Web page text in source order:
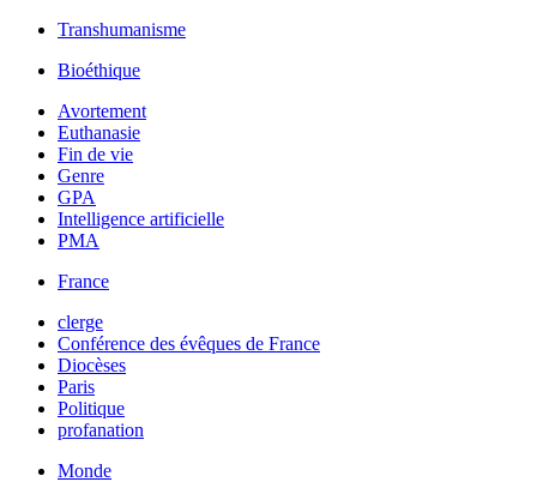
Transhumanisme
Bioéthique
Avortement
Euthanasie
Fin de vie
Genre
GPA
Intelligence artificielle
PMA
France
clerge
Conférence des évêques de France
Diocèses
Paris
Politique
profanation
Monde